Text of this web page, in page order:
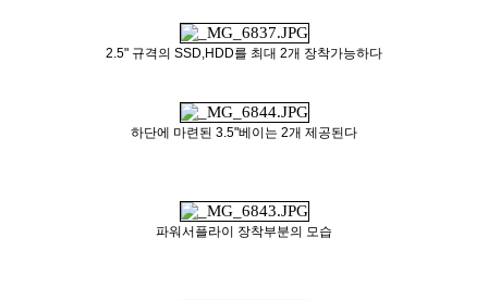
2.5" 규격의 SSD,HDD를 최대 2개 장착가능하다
하단에 마련된 3.5"베이는 2개 제공된다
파워서플라이 장착부분의 모습